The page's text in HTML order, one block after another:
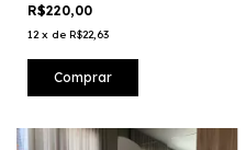
R$220,00
12 x de R$22,63